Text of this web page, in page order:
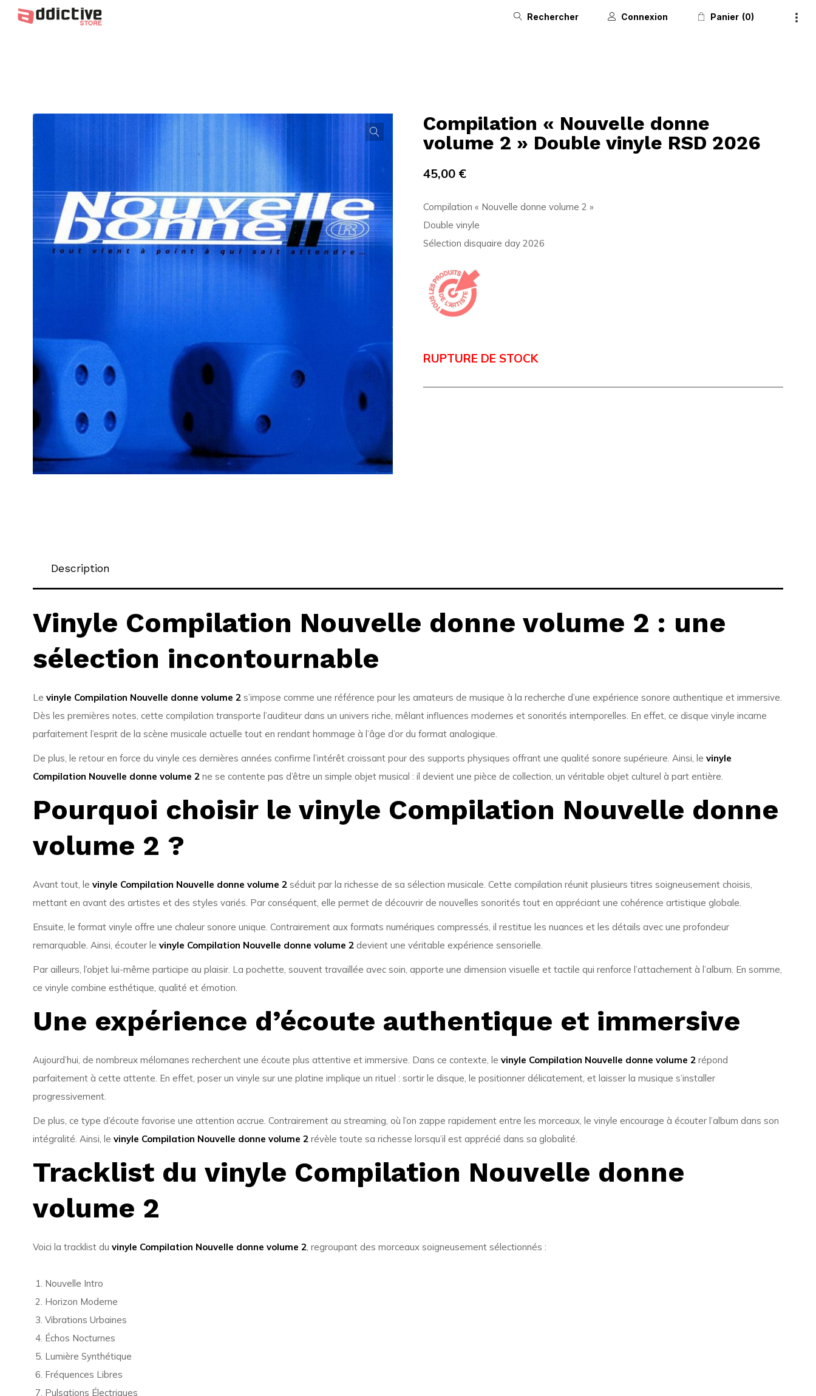
Rechercher Connexion Panier 0
Compilation « Nouvelle donne
volume 2 » Double vinyle RSD 2026
45,00 €
Compilation « Nouvelle donne volume 2 »
Double vinyle
Sélection disquaire day 2026
RUPTURE DE STOCK
Description
Vinyle Compilation Nouvelle donne volume 2 : une
sélection incontournable
Le vinyle Compilation Nouvelle donne volume 2s’impose comme une référence pour les amateurs de musique à la recherche d’une expérience sonore authentique et immersive.
Dès les premières notes, cette compilation transporte l’auditeur dans un univers riche, mêlant influences modernes et sonorités intemporelles. En effet, ce disque vinyle incarne
parfaitement l’esprit de la scène musicale actuelle tout en rendant hommage à l’âge d’or du format analogique.
De plus, le retour en force du vinyle ces dernières années confirme l’intérêt croissant pour des supports physiques offrant une qualité sonore supérieure. Ainsi, le vinyle
Compilation Nouvelle donne volume 2ne se contente pas d’être un simple objet musical : il devient une pièce de collection, un véritable objet culturel à part entière.
Pourquoi choisir le vinyle Compilation Nouvelle donne
volume 2 ?
Avant tout, le vinyle Compilation Nouvelle donne volume 2séduit par la richesse de sa sélection musicale. Cette compilation réunit plusieurs titres soigneusement choisis,
mettant en avant des artistes et des styles variés. Par conséquent, elle permet de découvrir de nouvelles sonorités tout en appréciant une cohérence artistique globale.
Ensuite, le format vinyle offre une chaleur sonore unique. Contrairement aux formats numériques compressés, il restitue les nuances et les détails avec une profondeur
remarquable. Ainsi, écouter le vinyle Compilation Nouvelle donne volume 2devient une véritable expérience sensorielle.
Par ailleurs, l’objet lui-même participe au plaisir. La pochette, souvent travaillée avec soin, apporte une dimension visuelle et tactile qui renforce l’attachement à l’album. En somme,
ce vinyle combine esthétique, qualité et émotion.
Une expérience d’écoute authentique et immersive
Aujourd’hui, de nombreux mélomanes recherchent une écoute plus attentive et immersive. Dans ce contexte, le vinyle Compilation Nouvelle donne volume 2répond
parfaitement à cette attente. En effet, poser un vinyle sur une platine implique un rituel : sortir le disque, le positionner délicatement, et laisser la musique s’installer
progressivement.
De plus, ce type d’écoute favorise une attention accrue. Contrairement au streaming, où l’on zappe rapidement entre les morceaux, le vinyle encourage à écouter l’album dans son
intégralité. Ainsi, le vinyle Compilation Nouvelle donne volume 2révèle toute sa richesse lorsqu’il est apprécié dans sa globalité.
Tracklist du vinyle Compilation Nouvelle donne
volume 2
Voici la tracklist du vinyle Compilation Nouvelle donne volume 2, regroupant des morceaux soigneusement sélectionnés :
Nouvelle Intro
Horizon Moderne
Vibrations Urbaines
Échos Nocturnes
Lumière Synthétique
Fréquences Libres
Pulsations Électriques